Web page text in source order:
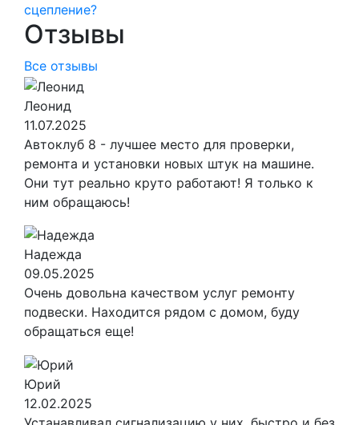
сцепление?
Отзывы
Все отзывы
Леонид
11.07.2025
Автоклуб 8 - лучшее место для проверки,
ремонта и установки новых штук на машине.
Они тут реально круто работают! Я только к
ним обращаюсь!
Надежда
09.05.2025
Очень довольна качеством услуг ремонту
подвески. Находится рядом с домом, буду
обращаться еще!
Юрий
12.02.2025